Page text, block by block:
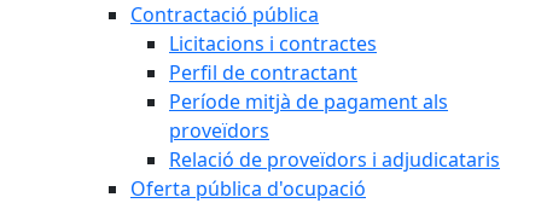
Contractació pública
Licitacions i contractes
Perfil de contractant
Període mitjà de pagament als
proveïdors
Relació de proveïdors i adjudicataris
Oferta pública d'ocupació